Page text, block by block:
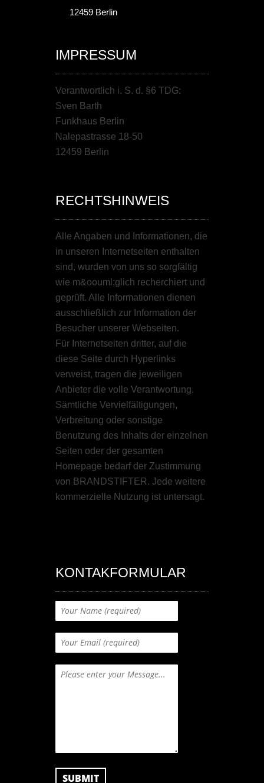
12459 Berlin
IMPRESSUM
Verantwortlich i. S. d. §6 TDG:
Sven Barth
Funkhaus Berlin
Nalepastrasse 18-50
12459 Berlin
RECHTSHINWEIS
Alle Angaben und Informationen, die
in unseren Internetseiten enthalten
sind, wurden von uns so sorgfältig
wie m&oouml;glich recherchiert und
geprüft. Alle Informationen dienen
ausschließlich zur Information der
Besucher unserer Webseiten.
Für Internetseiten dritter, auf die
diese Seite durch Hyperlinks
verweist, tragen die jeweiligen
Anbieter die volle Verantwortung.
Sämtliche Vervielfältigungen,
Verbreitung oder sonstige
Benutzung des Inhalts der einzelnen
Seiten oder der gesamten
Homepage bedarf der Zustimmung
von BRANDSTIFTER. Jede weitere
kommerzielle Nutzung ist untersagt.
KONTAKFORMULAR